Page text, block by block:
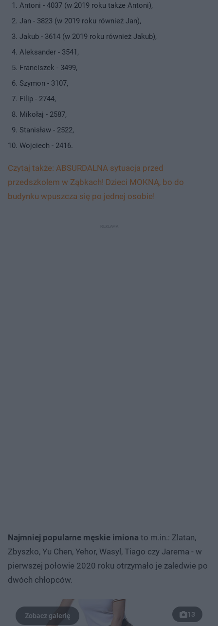
Antoni - 4037 (w 2019 roku także Antoni),
Jan - 3823 (w 2019 roku również Jan),
Jakub - 3614 (w 2019 roku również Jakub),
Aleksander - 3541,
Franciszek - 3499,
Szymon - 3107,
Filip - 2744,
Mikołaj - 2587,
Stanisław - 2522,
Wojciech - 2416.
Czytaj także: ABSURDALNA sytuacja przed
przedszkolem w Ząbkach! Dzieci MOKNĄ, bo do
budynku wpuszcza się po jednej osobie!
Najmniej popularne męskie imiona to m.in.: Zlatan,
Zbyszko, Yu Chen, Yehor, Wasyl, Tiago czy Jarema - w
pierwszej połowie 2020 roku otrzymało je zaledwie po
dwóch chłopców.
13